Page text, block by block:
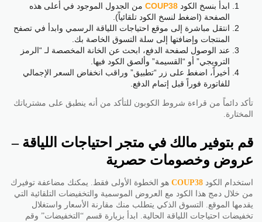
ابدأ بنسخ الكود COUP38 من الجدول الموجود في أعلى هذه
الصفحة (اضغط لنسخ الكود تلقائياً).
انتقل مباشرة إلى موقع احتياجات اللياقة الرسمي وابدأ في تصفح
المنتجات وإضافتها إلى سلة التسوق الخاصة بك.
عند الوصول لصفحة الدفع، ابحث عن الخانة المخصصة لـ “الرمز
الترويجي” أو “القسيمة” وألصق الكود فيها.
أخيراً، اضغط على زر “تطبيق” وراقب انخفاض السعر الإجمالي
للفاتورة فوراً قبل إتمام الدفع.
تأكد دائماً من قراءة شروط الكوبون للتأكد من أنه ينطبق على مشترياتك
المختارة.
قم بتوفير مالك في متجر احتياجات اللياقة –
عروض وخصومات حصرية
استخدام الكود COUP38 هو الخطوة الأولى فقط. يمكنك مضاعفة توفيرك
من خلال دمج هذا الكود مع العروض الموسمية والتخفيضات التلقائية التي
يقدمها الموقع. التسوق الذكي يتطلب منك مقارنة الأسعار واستغلال
تخفيضات احتياجات اللياقة الحالية. ابدأ بزيارة قسم “التخفيضات” وقم